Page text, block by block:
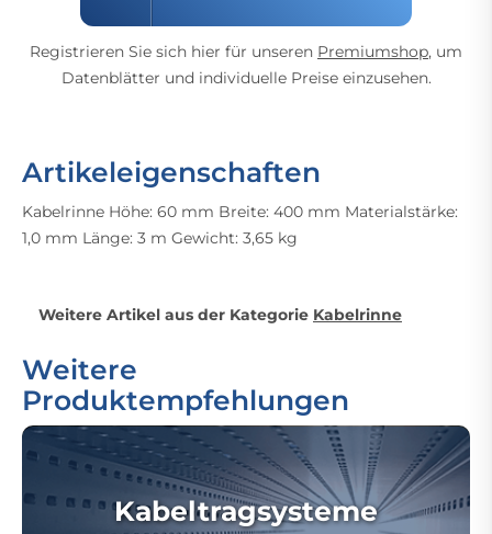
Registrieren Sie sich hier für unseren Premiumshop, um
Datenblätter und individuelle Preise einzusehen.
Artikeleigenschaften
Kabelrinne Höhe: 60 mm Breite: 400 mm Materialstärke:
1,0 mm Länge: 3 m Gewicht: 3,65 kg
Weitere Artikel aus der Kategorie Kabelrinne
Weitere
Produktempfehlungen
Kabeltragsysteme